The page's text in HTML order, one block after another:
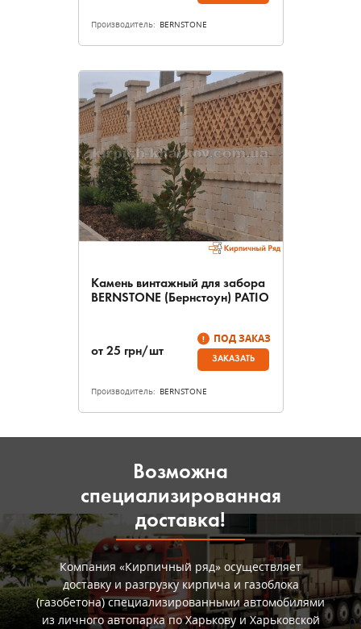
Производитель: BERNSTONE
Камень винтажный для забора
BERNSTONE (Бернстоун) PATIO
от 25 грн/шт
ПОД ЗАКАЗ
ЗАКАЗАТЬ
Производитель: BERNSTONE
Возможна
специализированная
доставка!
Компания «Кирпичный ряд» осуществляет
доставку и разгрузку кирпича и газоблока
(газобетона) специализированными автомобилями
из личного автопарка по Харькову и Харьковской